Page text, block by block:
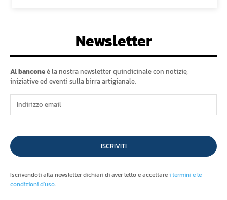
Newsletter
Al banconeè la nostra newsletter quindicinale con notizie,
iniziative ed eventi sulla birra artigianale.
ISCRIVITI
Iscrivendoti alla newsletter dichiari di aver letto e accettarei termini e le
condizioni d'uso.